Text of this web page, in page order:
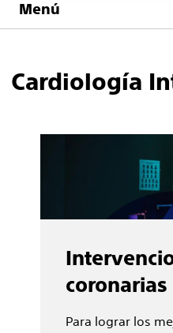
Menú
Cardiología
coronarias
Para lograr los